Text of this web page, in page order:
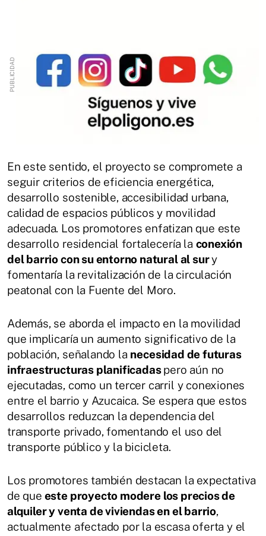
En este sentido, el proyecto se compromete a
seguir criterios de eficiencia energética,
desarrollo sostenible, accesibilidad urbana,
calidad de espacios públicos y movilidad
adecuada. Los promotores enfatizan que este
desarrollo residencial fortalecería la conexión
del barrio con su entorno natural al sury
fomentaría la revitalización de la circulación
peatonal con la Fuente del Moro.
Además, se aborda el impacto en la movilidad
que implicaría un aumento significativo de la
población, señalando la necesidad de futuras
infraestructuras planificadaspero aún no
ejecutadas, como un tercer carril y conexiones
entre el barrio y Azucaica. Se espera que estos
desarrollos reduzcan la dependencia del
transporte privado, fomentando el uso del
transporte público y la bicicleta.
Los promotores también destacan la expectativa
de que este proyecto modere los precios de
alquiler y venta de viviendas en el barrio,
actualmente afectado por la escasa oferta y el